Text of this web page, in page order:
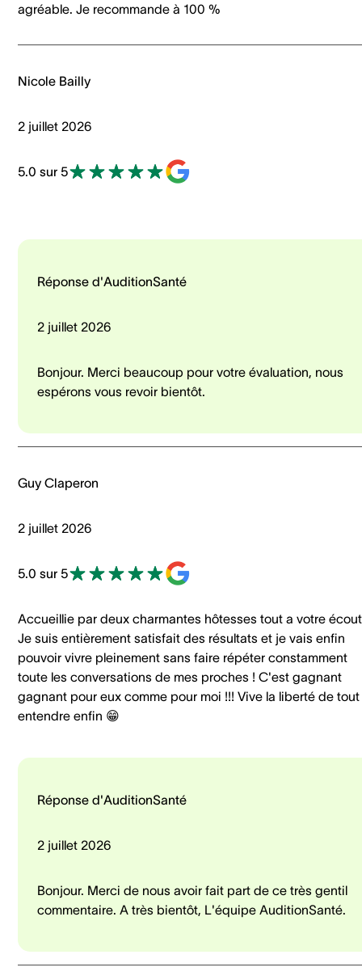
agréable. Je recommande à 100 %
Nicole Bailly
2 juillet 2026
5.0 sur 5
Réponse d'AuditionSanté
2 juillet 2026
Bonjour. Merci beaucoup pour votre évaluation, nous
espérons vous revoir bientôt.
Guy Claperon
2 juillet 2026
5.0 sur 5
Accueillie par deux charmantes hôtesses tout a votre
Je suis entièrement satisfait des résultats et je vais enfin
pouvoir vivre pleinement sans faire répéter constamment
toute les conversations de mes proches ! C'est gagnant
gagnant pour eux comme pour moi !!! Vive la liberté de tout
entendre enfin 😁
Réponse d'AuditionSanté
2 juillet 2026
Bonjour. Merci de nous avoir fait part de ce très gentil
commentaire. A très bientôt, L'équipe AuditionSanté.